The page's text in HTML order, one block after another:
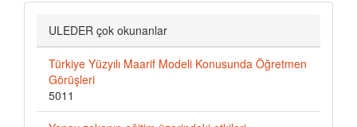
ULEDER çok okunanlar
Türkiye Yüzyılı Maarif Modeli Konusunda Öğretmen
Görüşleri
5011